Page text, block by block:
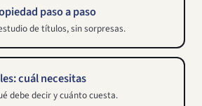
paso a paso
de títulos, sin sorpresas.
cuál necesitas
debe decir y cuánto cuesta.